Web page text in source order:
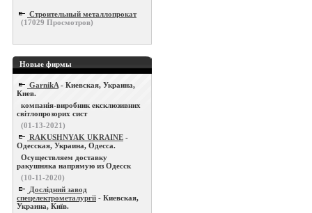
Строительный металлопрокат
(17029 Просмотров)
Новые фирмы
GarnikA - Киевская, Украина,
Киев.
компанія-виробник ексклюзивних
світлопрозорих сист
(01-13-2021)
RAKUSHNYAK UKRAINE -
Одесская, Украина, Одесса.
Осуществляем доставку
ракушняка напрямую из Одесск
(10-11-2020)
Дослідний завод
спецелектрометалургії - Киевская,
Украина, Київ.